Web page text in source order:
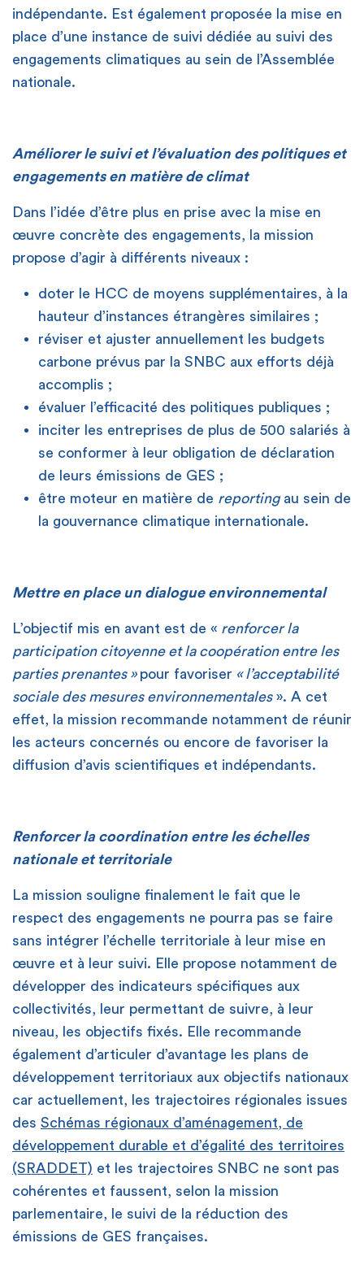
indépendante. Est également proposée la mise en
place d’une instance de suivi dédiée au suivi des
engagements climatiques au sein de l’Assemblée
nationale.
Améliorer le suivi et l’évaluation des politiques et
engagements en matière de climat
Dans l’idée d’être plus en prise avec la mise en
œuvre concrète des engagements, la mission
propose d’agir à différents niveaux :
doter le HCC de moyens supplémentaires, à la
hauteur d’instances étrangères similaires ;
réviser et ajuster annuellement les budgets
carbone prévus par la SNBC aux efforts déjà
accomplis ;
évaluer l’efficacité des politiques publiques ;
inciter les entreprises de plus de 500 salariés à
se conformer à leur obligation de déclaration
de leurs émissions de GES ;
être moteur en matière de reportingau sein de
la gouvernance climatique internationale.
Mettre en place un dialogue environnemental
L’objectif mis en avant est de « renforcer la
participation citoyenne et la coopération entre les
parties prenantes »pour favoriser « l’acceptabilité
sociale des mesures environnementales». A cet
effet, la mission recommande notamment de réunir
les acteurs concernés ou encore de favoriser la
diffusion d’avis scientifiques et indépendants.
Renforcer la coordination entre les échelles
nationale et territoriale
La mission souligne finalement le fait que le
respect des engagements ne pourra pas se faire
sans intégrer l’échelle territoriale à leur mise en
œuvre et à leur suivi. Elle propose notamment de
développer des indicateurs spécifiques aux
collectivités, leur permettant de suivre, à leur
niveau, les objectifs fixés. Elle recommande
également d’articuler d’avantage les plans de
développement territoriaux aux objectifs nationaux
car actuellement, les trajectoires régionales issues
des Schémas régionaux d’aménagement, de
développement durable et d’égalité des territoires
(SRADDET) et les trajectoires SNBC ne sont pas
cohérentes et faussent, selon la mission
parlementaire, le suivi de la réduction des
émissions de GES françaises.